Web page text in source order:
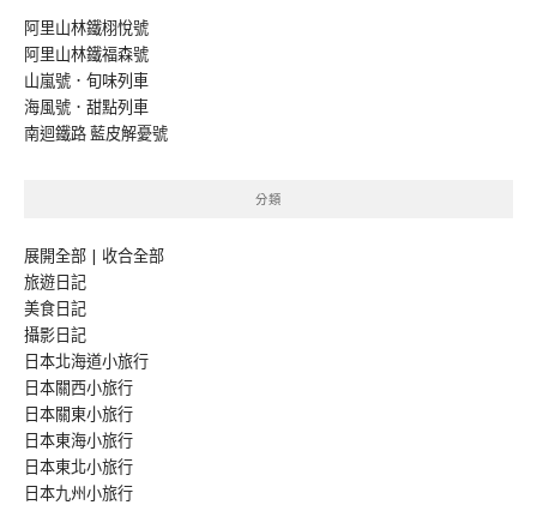
阿里山林鐵栩悅號
阿里山林鐵福森號
山嵐號．旬味列車
海風號．甜點列車
南迴鐵路 藍皮解憂號
分類
展開全部 | 收合全部
旅遊日記
美食日記
攝影日記
日本北海道小旅行
日本關西小旅行
日本關東小旅行
日本東海小旅行
日本東北小旅行
日本九州小旅行